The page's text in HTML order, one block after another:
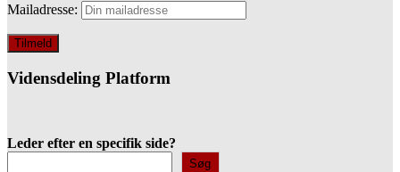
Mailadresse:
Vidensdeling Platform
Leder efter en specifik side?
Søg